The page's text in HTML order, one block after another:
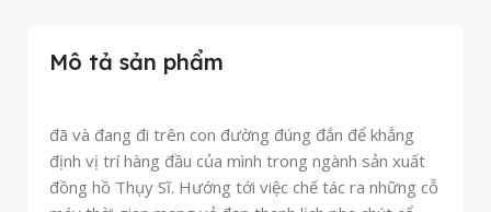
Mô tả sản phẩm
đã và đang đi trên con đường đúng đắn để khẳng
định vị trí hàng đầu của mình trong ngành sản xuất
đồng hồ Thụy Sĩ. Hướng tới việc chế tác ra những cỗ